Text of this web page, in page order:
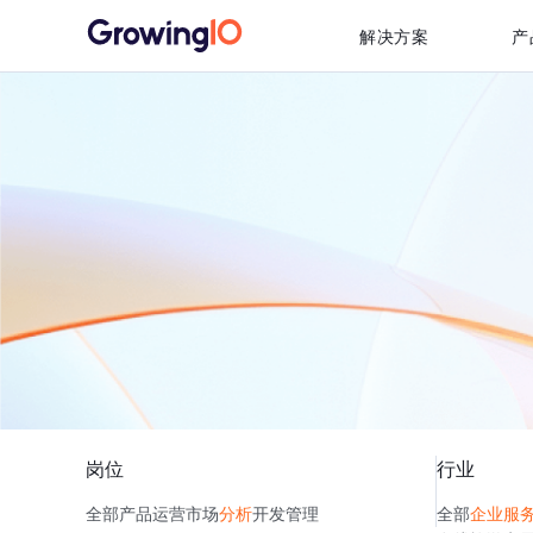
解决方案 产
岗位
全部产品运营市场分析开发管理
行业
全部企业服